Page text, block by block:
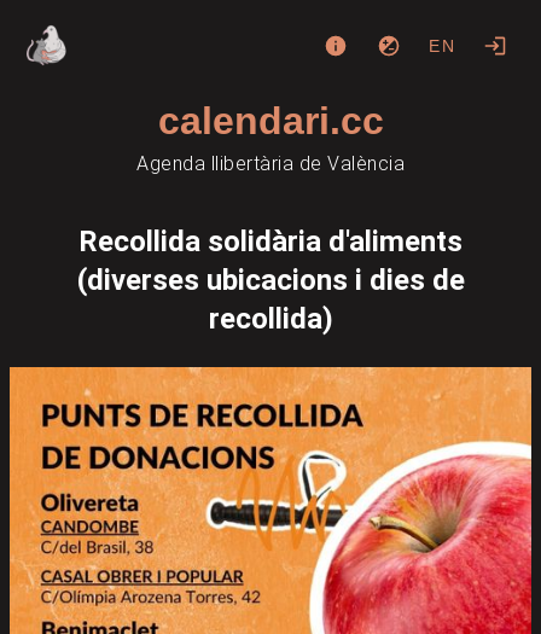
EN
calendari.cc
Agenda llibertària de València
Recollida solidària d'aliments
(diverses ubicacions i dies de
recollida)